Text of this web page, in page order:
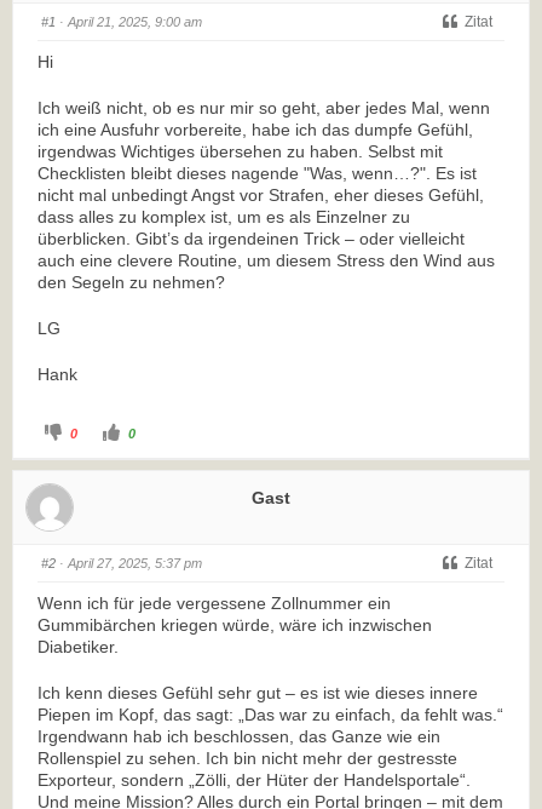
#1 · April 21, 2025, 9:00 am Zitat
Hi
Ich weiß nicht, ob es nur mir so geht, aber jedes Mal, wenn
ich eine Ausfuhr vorbereite, habe ich das dumpfe Gefühl,
irgendwas Wichtiges übersehen zu haben. Selbst mit
Checklisten bleibt dieses nagende "Was, wenn…?". Es ist
nicht mal unbedingt Angst vor Strafen, eher dieses Gefühl,
dass alles zu komplex ist, um es als Einzelner zu
überblicken. Gibt’s da irgendeinen Trick – oder vielleicht
auch eine clevere Routine, um diesem Stress den Wind aus
den Segeln zu nehmen?
LG
Hank
0 0
Gast
#2 · April 27, 2025, 5:37 pm Zitat
Wenn ich für jede vergessene Zollnummer ein
Gummibärchen kriegen würde, wäre ich inzwischen
Diabetiker.
Ich kenn dieses Gefühl sehr gut – es ist wie dieses innere
Piepen im Kopf, das sagt: „Das war zu einfach, da fehlt was.“
Irgendwann hab ich beschlossen, das Ganze wie ein
Rollenspiel zu sehen. Ich bin nicht mehr der gestresste
Exporteur, sondern „Zölli, der Hüter der Handelsportale“.
Und meine Mission? Alles durch ein Portal bringen – mit dem